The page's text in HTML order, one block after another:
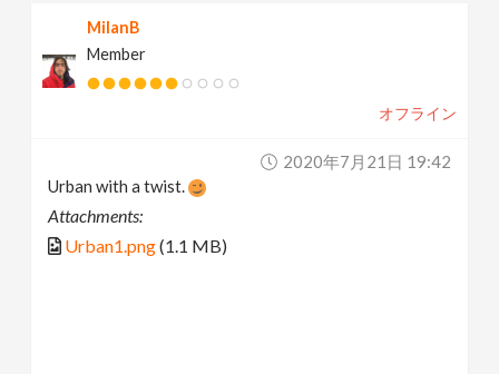
MilanB
Member
オフライン
2020年7月21日 19:42
Urban with a twist.
Attachments:
Urban1.png(1.1 MB)